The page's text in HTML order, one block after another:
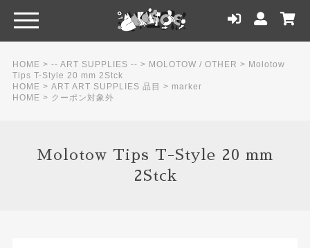
HOME > -- ART SUPPLIES -- > MOLOTOW / OTHER > Molotow
Tips T-Style 20 mm 2Stck
HOME > ART ART SUPPLIES 品目 > marker
HOME > クーポン対象外
Molotow Tips T-Style 20 mm
2Stck